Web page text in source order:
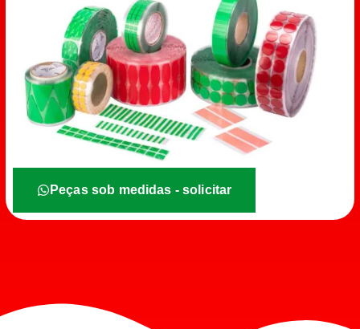
Peças sob medidas - solicitar